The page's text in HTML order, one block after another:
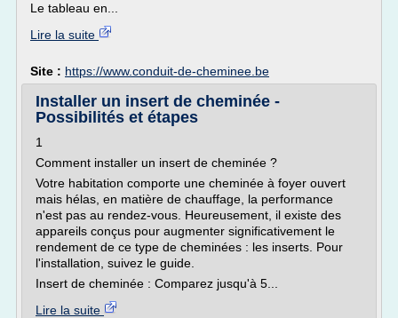
Le tableau en...
Lire la suite
Site : https://www.conduit-de-cheminee.be
Installer un insert de cheminée -
Possibilités et étapes
1
Comment installer un insert de cheminée ?
Votre habitation comporte une cheminée à foyer ouvert
mais hélas, en matière de chauffage, la performance
n'est pas au rendez-vous. Heureusement, il existe des
appareils conçus pour augmenter significativement le
rendement de ce type de cheminées : les inserts. Pour
l'installation, suivez le guide.
Insert de cheminée : Comparez jusqu'à 5...
Lire la suite